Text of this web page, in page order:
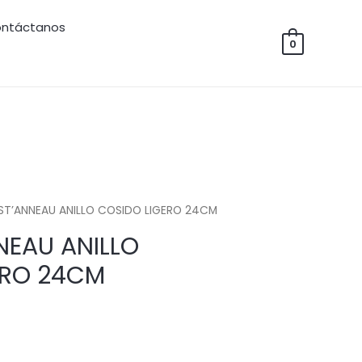
0
ANILLO COSIDO LIGERO 24CM
ANILLO
24CM